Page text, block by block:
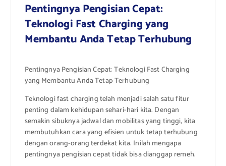
Pentingnya Pengisian Cepat:
Teknologi Fast Charging yang
Membantu Anda Tetap Terhubung
Pentingnya Pengisian Cepat: Teknologi Fast Charging
yang Membantu Anda Tetap Terhubung
Teknologi fast charging telah menjadi salah satu fitur
penting dalam kehidupan sehari-hari kita. Dengan
semakin sibuknya jadwal dan mobilitas yang tinggi, kita
membutuhkan cara yang efisien untuk tetap terhubung
dengan orang-orang terdekat kita. Inilah mengapa
pentingnya pengisian cepat tidak bisa dianggap remeh.